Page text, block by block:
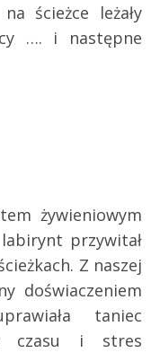
ścieżce leżały
…. i następne
żywieniowym
labirynt przywitał
Z naszej
doświaczeniem
taniec
czasu i stres